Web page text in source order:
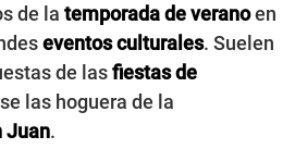
de la temporada de veranoen
eventos culturales. Suelen
de lasfiestas de
las hoguera de la
Juan.